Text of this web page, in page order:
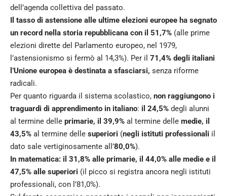
dell’agenda collettiva del passato.
Il tasso di astensione alle ultime elezioni europee ha segnato
un record nella storia repubblicana con il 51,7% (alle prime
elezioni dirette del Parlamento europeo, nel 1979,
l’astensionismo si fermò al 14,3%). Per il 71,4% degli italiani
l’Unione europea è destinata a sfasciarsi, senza riforme
radicali.
Per quanto riguarda il sistema scolastico, non raggiungono i
traguardi di apprendimento in italiano: il 24,5% degli alunni
al termine delle primarie, il 39,9% al termine delle medie, il
43,5% al termine delle superiori (negli istituti professionali il
dato sale vertiginosamente all’80,0%).
In matematica: il 31,8% alle primarie, il 44,0% alle medie e il
47,5% alle superiori (il picco si registra ancora negli istituti
professionali, con l’81,0%).